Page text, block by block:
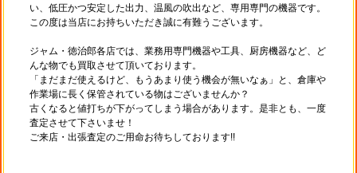
い、低圧かつ安定した出力、温風の吹出など、専用専門の機器です。
この度は当店にお持ちいただき誠に有難うございます。
ジャム・徳治郎各店では、業務用専門機器や工具、厨房機器など、ど
んな物でも買取させて頂いております。
「まだまだ使えるけど、もうあまり使う機会が無いなぁ」と、倉庫や
作業場に長く保管されている物はございませんか？
古くなると値打ちが下がってしまう場合があります。是非とも、一度
査定させて下さいませ！
ご来店・出張査定のご用命お待ちしております!!